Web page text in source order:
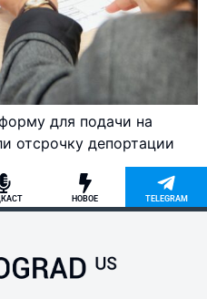
для подачи на
отсрочку депортации
НОВОЕ TELEGRAM